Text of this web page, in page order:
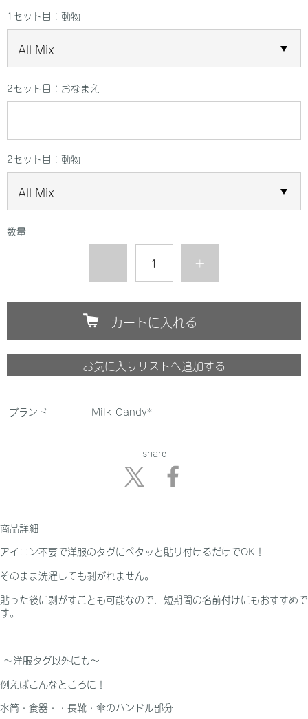
1セット目：動物
2セット目：おなまえ
2セット目：動物
数量
- +
カートに入れる
お気に入りリストへ追加する
ブランド Milk Candy*
share
商品詳細
アイロン不要で洋服のタグにペタッと貼り付けるだけでOK！
そのまま洗濯しても剥がれません。
貼った後に剥がすことも可能なので、短期間の名前付けにもおすすめで
す。
〜洋服タグ以外にも〜
例えばこんなところに！
水筒・食器・・長靴・傘のハンドル部分